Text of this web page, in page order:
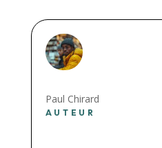
Paul Chirard
AUTEUR